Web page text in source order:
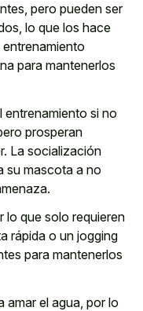
pero pueden ser
lo que los hace
entrenamiento
para mantenerlos
entrenamiento si no
prosperan
La socialización
su mascota a no
lo que solo requieren
rápida o un jogging
para mantenerlos
amar el agua, por lo